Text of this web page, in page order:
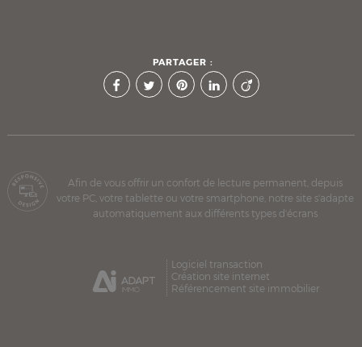
PARTAGER :
Afin de vous offrir un confort de lecture permanent, depuis
votre PC, votre tablette ou votre smartphone, notre site s'adapte
automatiquement aux différents types d'écrans
Logiciel transaction
Création site internet
Référencement site immobilier